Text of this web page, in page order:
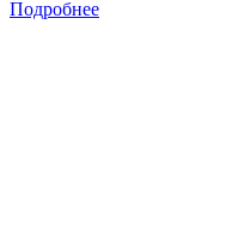
Подробнее